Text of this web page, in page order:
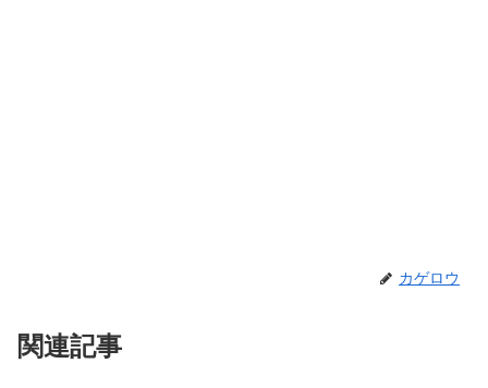
カゲロウ
関連記事